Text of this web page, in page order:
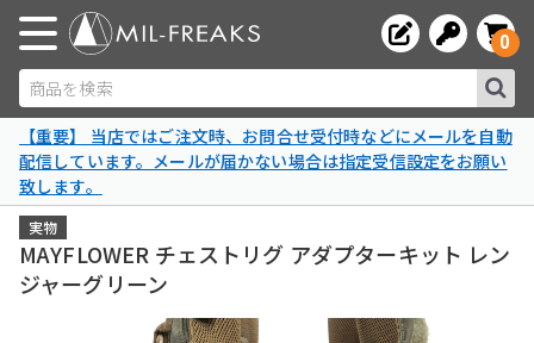
商品を検索
0
【重要】 当店ではご注文時、お問合せ受付時などにメールを自動
配信しています。メールが届かない場合は指定受信設定をお願い
致します。
実物
MAYFLOWER チェストリグ アダプターキット レン
ジャーグリーン